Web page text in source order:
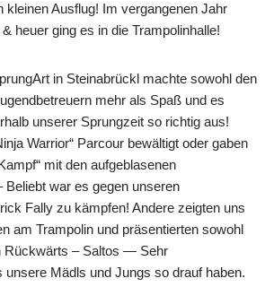
kleinen Ausflug! Im vergangenen Jahr
heuer ging es in die Trampolinhalle!
in Steinabrückl machte sowohl den
mehr als Spaß und es
unserer Sprungzeit so richtig aus!
Warrior“ Parcour bewältigt oder gaben
mit den aufgeblasenen
Beliebt war es gegen unseren
Fally zu kämpfen! Andere zeigten uns
am Trampolin und präsentierten sowohl
Rückwärts – Saltos — Sehr
unsere Mädls und Jungs so drauf haben.